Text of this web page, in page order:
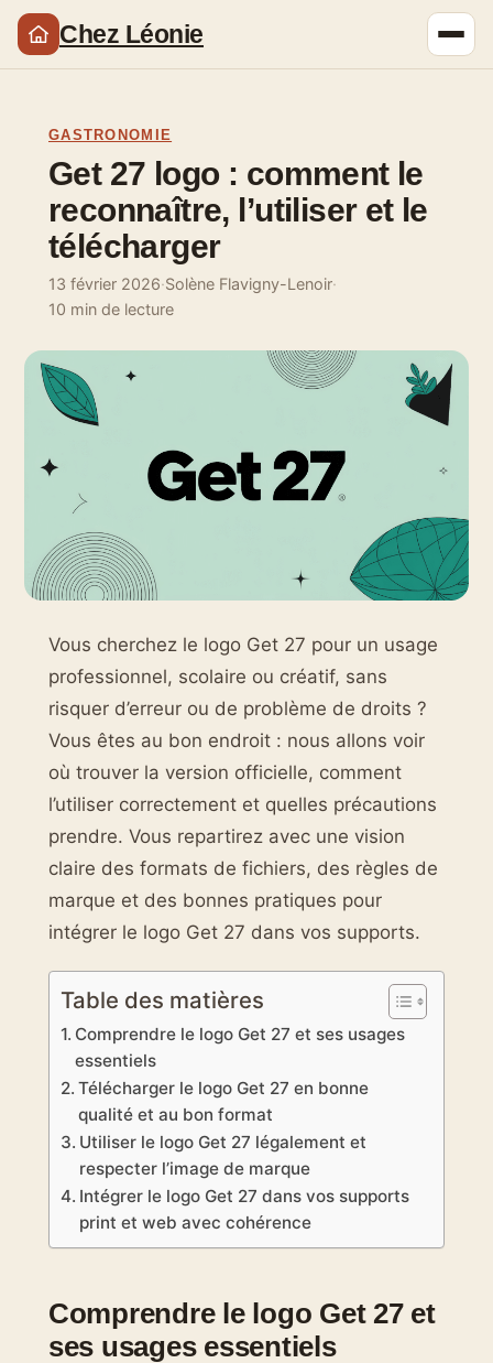
Chez Léonie
GASTRONOMIE
Get 27 logo : comment le
reconnaître, l’utiliser et le
télécharger
13 février 2026·Solène Flavigny-Lenoir·
10 min de lecture
Vous cherchez le logo Get 27 pour un usage
professionnel, scolaire ou créatif, sans
risquer d’erreur ou de problème de droits ?
Vous êtes au bon endroit : nous allons voir
où trouver la version officielle, comment
l’utiliser correctement et quelles précautions
prendre. Vous repartirez avec une vision
claire des formats de fichiers, des règles de
marque et des bonnes pratiques pour
intégrer le logo Get 27 dans vos supports.
Table des matières
Comprendre le logo Get 27 et ses usages
essentiels
Télécharger le logo Get 27 en bonne
qualité et au bon format
Utiliser le logo Get 27 légalement et
respecter l’image de marque
Intégrer le logo Get 27 dans vos supports
print et web avec cohérence
Comprendre le logo Get 27 et
ses usages essentiels